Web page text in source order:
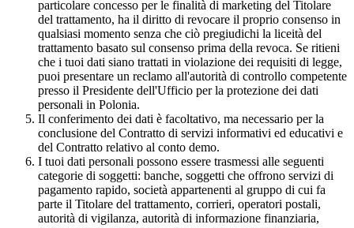
particolare concesso per le finalità di marketing del Titolare
del trattamento, ha il diritto di revocare il proprio consenso in
qualsiasi momento senza che ciò pregiudichi la liceità del
trattamento basato sul consenso prima della revoca. Se ritieni
che i tuoi dati siano trattati in violazione dei requisiti di legge,
puoi presentare un reclamo all'autorità di controllo competente
presso il Presidente dell'Ufficio per la protezione dei dati
personali in Polonia.
Il conferimento dei dati è facoltativo, ma necessario per la
conclusione del Contratto di servizi informativi ed educativi e
del Contratto relativo al conto demo.
I tuoi dati personali possono essere trasmessi alle seguenti
categorie di soggetti: banche, soggetti che offrono servizi di
pagamento rapido, società appartenenti al gruppo di cui fa
parte il Titolare del trattamento, corrieri, operatori postali,
autorità di vigilanza, autorità di informazione finanziaria,